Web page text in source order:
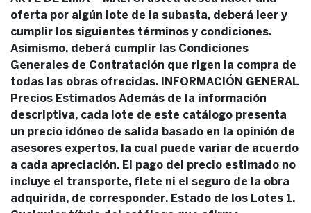
interpretación, ejecución, validez o eficacia,
deberá ser resuelta de manera amigable. 2. En
caso que la discrepancia o divergencia subsistiese,
ésta será resuelta por los jueces y tribunales del
cercado de Lima, renunciando expresamente las
Partes a cualquier otro fuero que pudiese
corresponderles.
oferta por algún lote de la subasta, deberá leer y
cumplir los siguientes términos y condiciones.
Asimismo, deberá cumplir las Condiciones
Generales de Contratación que rigen la compra de
todas las obras ofrecidas. INFORMACIÓN GENERAL
Precios Estimados Además de la información
descriptiva, cada lote de este catálogo presenta
un precio idóneo de salida basado en la opinión de
asesores expertos, la cual puede variar de acuerdo
a cada apreciación. El pago del precio estimado no
incluye el transporte, flete ni el seguro de la obra
adquirida, de corresponder. Estado de los Lotes 1.